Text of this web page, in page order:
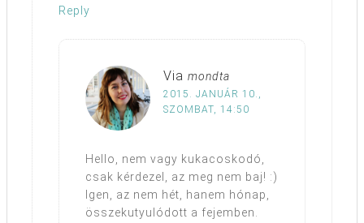
Reply
Via mondta
2015. JANUÁR 10.,
SZOMBAT, 14:50
Hello, nem vagy kukacoskodó,
csak kérdezel, az meg nem baj! :)
Igen, az nem hét, hanem hónap,
összekutyulódott a fejemben.